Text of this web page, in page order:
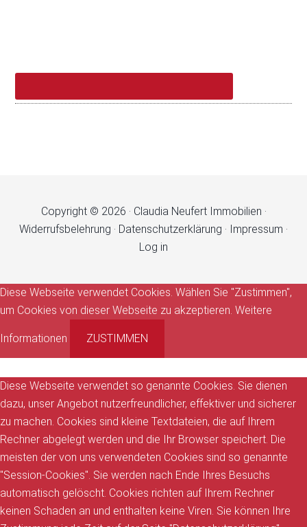
Copyright © 2026 · Claudia Neufert Immobilien ·
Widerrufsbelehrung · Datenschutzerklärung · Impressum ·
Log in
Diese Webseite verwendet Cookies. Wählen Sie "Zustimmen",
um Cookies von dieser Webseite zu akzeptieren. Weitere
Informationen ZUSTIMMEN
Diese Webseite verwendet so genannte Cookies. Sie dienen
dazu, unser Angebot nutzerfreundlicher, effektiver und sicherer
zu machen. Cookies sind kleine Textdateien, die auf Ihrem
Rechner abgelegt werden und die Ihr Browser speichert. Die
meisten der von uns verwendeten Cookies sind so genannte
"Session-Cookies". Sie werden nach Ende Ihres Besuchs
automatisch gelöscht. Cookies richten auf Ihrem Rechner
keinen Schaden an und enthalten keine Viren. Sie können Ihre